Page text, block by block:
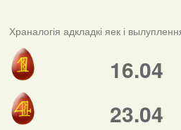
Храналогія адкладкі яек і
16.04
23.04